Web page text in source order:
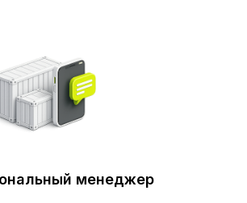
менеджер